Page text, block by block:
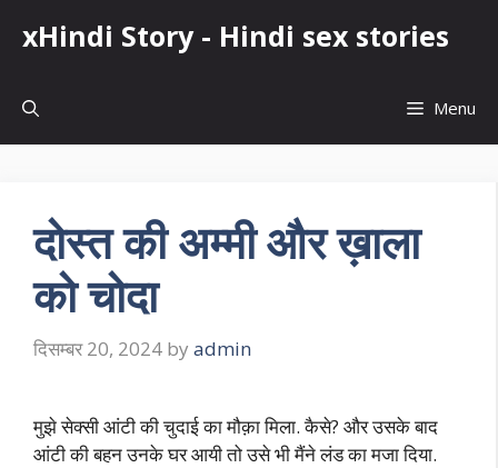
xHindi Story - Hindi sex stories
Menu
दोस्त की अम्मी और ख़ाला
को चोदा
दिसम्बर 20, 2024 by admin
मुझे सेक्सी आंटी की चुदाई का मौक़ा मिला. कैसे? और उसके बाद
आंटी की बहन उनके घर आयी तो उसे भी मैंने लंड का मजा दिया.